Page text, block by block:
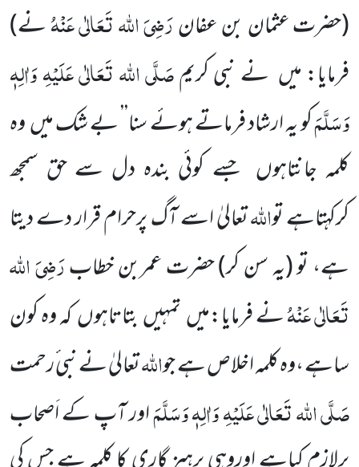
(حضرت عثمان بن عفانرَضِیَ اللہ تَعَالٰی عَنْہُنے)
فرمایا: میں نےنبی کریمصَلَّی اللہ تَعَالٰی عَلَیْہِ وَاٰلِہٖ
وَسَلَّمَکو یہ ارشاد فرماتے ہوئےسنا’’ بے شک میںوہ
کلمہ جانتاہوں جسے کوئی بندہ دل سےحق سمجھ
کرکہتاہے تواللہتعالیٰ اسے آگ پرحرام قرار دے دیتا
ہے، تو(یہ سن کر)حضرت عمربن خطابرَضِیَ اللہ
تَعَالٰی عَنْہُنے فرمایا:میںتمہیںبتاتاہوںکہ وہ کون
ساہے ،وہ کلمہ اخلاص ہے جواللہتعالیٰ نے نبی ٔرحمت
صَلَّی اللہ تَعَالٰی عَلَیْہِ وَاٰلِہٖ وَسَلَّمَاور آپ کے اَصحاب